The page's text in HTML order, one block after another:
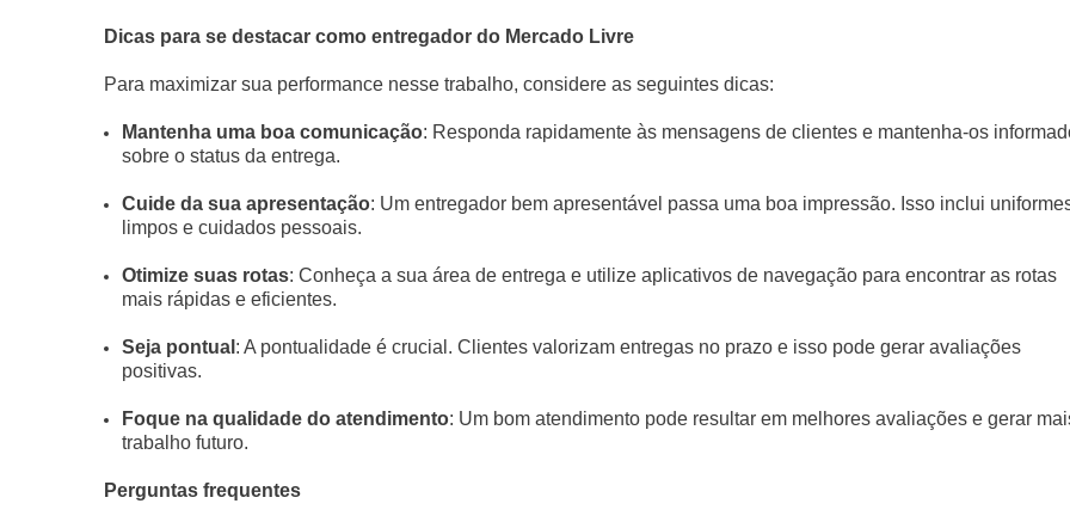
Dicas para se destacar como entregador do Mercado Livre
Para maximizar sua performance nesse trabalho, considere as seguintes dicas:
Mantenha uma boa comunicação: Responda rapidamente às mensagens de clientes e mantenha-os
sobre o status da entrega.
Cuide da sua apresentação: Um entregador bem apresentável passa uma boa impressão. Isso inclui
limpos e cuidados pessoais.
Otimize suas rotas: Conheça a sua área de entrega e utilize aplicativos de navegação para encontrar as rotas
mais rápidas e eficientes.
Seja pontual : A pontualidade é crucial. Clientes valorizam entregas no prazo e isso pode gerar avaliações
positivas.
Foque na qualidade do atendimento: Um bom atendimento pode resultar em melhores avaliações e gerar
trabalho futuro.
Perguntas frequentes